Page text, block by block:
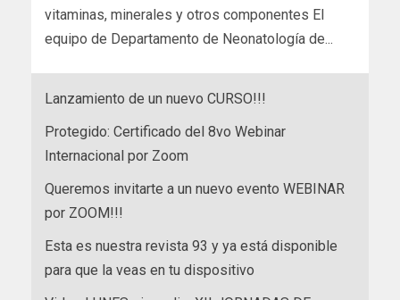
vitaminas, minerales y otros componentes El
equipo de Departamento de Neonatología de...
Lanzamiento de un nuevo CURSO!!!
Protegido: Certificado del 8vo Webinar
Internacional por Zoom
Queremos invitarte a un nuevo evento WEBINAR
por ZOOM!!!
Esta es nuestra revista 93 y ya está disponible
para que la veas en tu dispositivo